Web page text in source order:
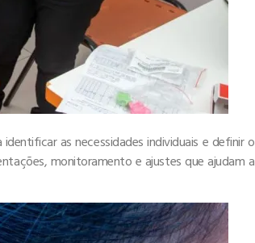
as necessidades individuais e definir o
monitoramento e ajustes que ajudam a